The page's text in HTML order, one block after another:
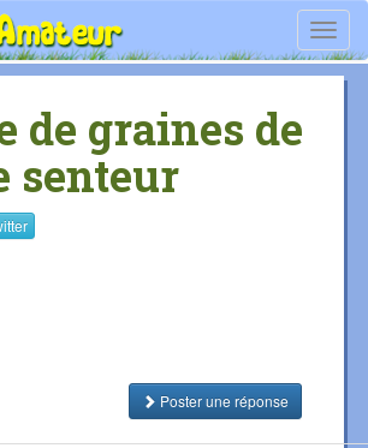
de graines de
senteur
Poster une réponse